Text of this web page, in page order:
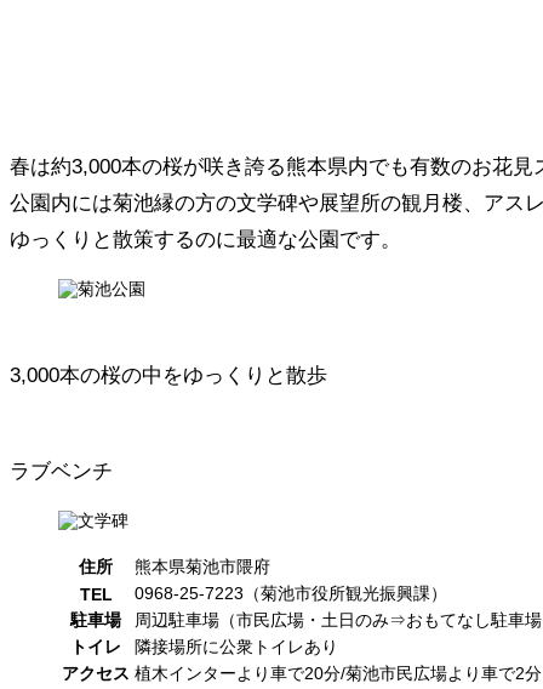
春は約3,000本の桜が咲き誇る熊本県内でも有数のお花見
公園内には菊池縁の方の文学碑や展望所の観月楼、アス
ゆっくりと散策するのに最適な公園です。
3,000本の桜の中をゆっくりと散歩
ラブベンチ
住所
熊本県菊池市隈府
TEL
0968-25-7223（菊池市役所観光振興課）
駐車場
周辺駐車場（市民広場・土日のみ⇒おもてなし駐車
トイレ
隣接場所に公衆トイレあり
アクセス 植木インターより車で20分/菊池市民広場より車で2分